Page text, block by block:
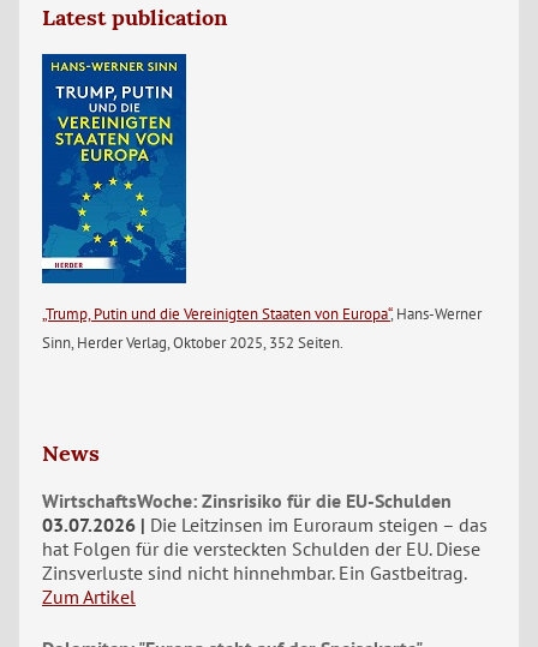
Latest publication
„Trump, Putin und die Vereinigten Staaten von Europa“, Hans-Werner
Sinn, Herder Verlag, Oktober 2025, 352 Seiten.
News
WirtschaftsWoche: Zinsrisiko für die EU-Schulden
03.07.2026
Die Leitzinsen im Euroraum steigen – das
hat Folgen für die versteckten Schulden der EU. Diese
Zinsverluste sind nicht hinnehmbar. Ein Gastbeitrag.
Zum Artikel